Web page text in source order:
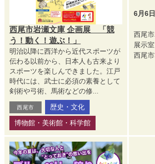
西尾市岩瀬文庫 企画展 「競
う！動く！遊ぶ！」
明治以降に西洋から近代スポーツが
伝わる以前から、日本人も古来より
スポーツを楽しんできました。江戸
時代には、武士に必須の素養として
剣術や弓術、馬術などの修...
西尾市
歴史・文化
博物館・美術館・科学館
6月6
西尾
展示室
西尾